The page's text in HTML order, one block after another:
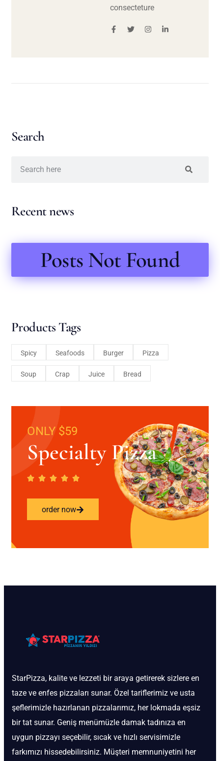
consecteture
Search
Recent news
Posts Not Found
Products Tags
Spicy Seafoods Burger Pizza
Soup Crap Juice Bread
ONLY $59
Specialty Pizza
order now
StarPizza, kalite ve lezzeti bir araya getirerek sizlere en
taze ve enfes pizzaları sunar. Özel tariflerimiz ve usta
şeflerimizle hazırlanan pizzalarımız, her lokmada eşsiz
bir tat sunar. Geniş menümüzle damak tadınıza en
uygun pizzayı seçebilir, sıcak ve hızlı servisimizle
farkımızı hissedebilirsiniz. Müşteri memnuniyetini her